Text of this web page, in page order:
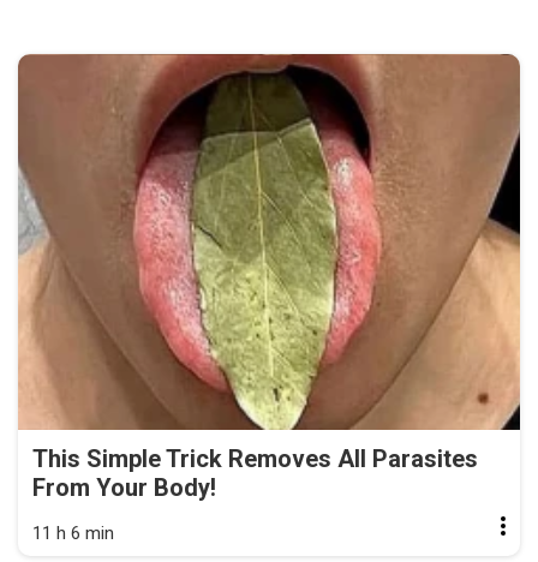
This Simple Trick Removes All Parasites
From Your Body!
11 h 6 min